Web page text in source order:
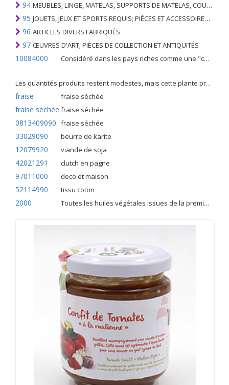
94 MEUBLES; LINGE, MATELAS, SUPPORTS DE MATELAS, COUSSINS ET AMEUBLEMENT SIMILAIRE FARCI; LAMPES ET RACCORDS D'ÉCLAIRAGE, N.E.C .; SIGNES LUMINEUSES, PLAQUES DE NOMS LUMINEUSES ET SIMILAIRES; BÂTIMENTS PRÉFABRIQUÉS
95 JOUETS, JEUX ET SPORTS REQUIS; PIÈCES ET ACCESSOIRES DE CELLES-CI
96 ARTICLES DIVERS FABRIQUÉS
97 ŒUVRES D'ART; PIÈCES DE COLLECTION ET ANTIQUITÉS
10084000 Considéré dans les pays riches comme une "céréale mineure", le fonio blanc est une graminée de la famille des poaceae cultivée pour ses graines dans certaines régions d'Afrique.
Les quantités produits restent modestes, mais cette plante présente malgré tout de nombreuses qualités. Elle est utilisé dans l'alimentation humaine et entre dans la préparation de nombreuses recettes traditionnelles africaines comme le couscous, la bouillie, les boulettes, les beignets et même le pain.
fraise fraise séchée
fraise séchée fraise séchée
0813409090 fraise séchée
33029090 beurre de karite
12079920 viande de soja
42021291 clutch en pagne
97011000 deco et maison
52114990 tissu coton
2000 Toutes les huiles végétales issues de la première pression à froid